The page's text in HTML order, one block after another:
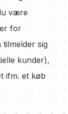
være
for
sig
kunder),
ifm. et køb